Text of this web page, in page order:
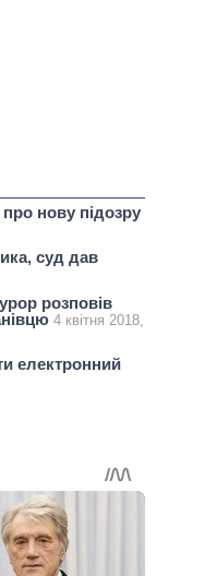
нову підозру
суд дав
розповів
4 квітня 2018,
електронний